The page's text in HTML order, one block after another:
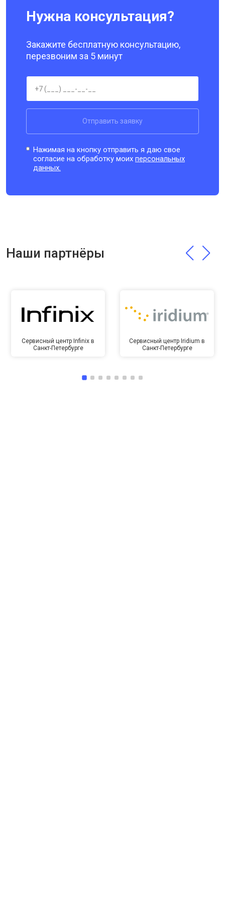
Нужна консультация?
Закажите бесплатную консультацию,
перезвоним за 5 минут
Отправить заявку
Нажимая на кнопку отправить я даю свое
согласие на обработку моихперсональных
данных.
Наши партнёры
Сервисный центр Infinix в
Санкт-Петербурге
Сервисный центр Iridium в
Санкт-Петербурге